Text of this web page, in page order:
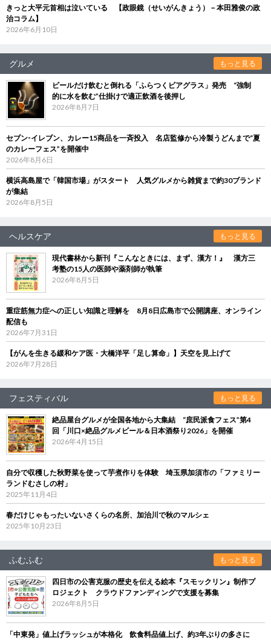
きっと大平元首相は泣いている 【政眼鏡（せいがんきょう）－本田雅俊の政
治コラム】
2026年6月10日
グルメ もっと見る
ビールだけ飲むと倒れる「ふらつくビアグラス」発売 “強制
的に水を飲む”仕掛けで適正飲酒を後押し
2026年8月7日
セブン‐イレブン、カレー15商品を一斉投入 名店監修から冷製うどんまで“夏
のカレーフェス”を開催中
2026年8月6日
横浜高島屋で「韓国市場」がスタート 人気グルメから雑貨まで約30ブランド
が集結
2026年8月5日
ヘルスケア もっと見る
現代書林から新刊『こんなときには、まず、漢方！』 漢方三
考塾の15人の医師や薬剤師が執筆
2026年8月5日
重症筋無力症への正しい知識と理解を 8月8日広島市で公開講座、オンライン
配信も
2026年7月31日
【がんを生きる緩和ケア医・大橋洋平「足し算命」】天空を見上げて
2026年7月28日
フェスティバル もっと見る
絶品屋台グルメが全国各地から大集結 “庶民派食フェス”第4
回「川口×絶品グルメビール＆日本酒祭り2026」を開催
2026年4月15日
自分で収穫した秋野菜を使って芋煮作りを体験 埼玉県加須市の「ファミリー
ランドむさしの村」
2025年11月4日
春だけじゃもったいないさくらの名所、加治川で秋のマルシェ
2025年10月23日
ふむふむ もっと見る
四日市の公害克服の歴史を伝える絵本『スモックリン』制作プ
ロジェクト クラウドファンディングで支援を募集
2026年8月5日
「中東発」値上げラッシュが本格化 飲食料品値上げ、約3年ぶりの多さに